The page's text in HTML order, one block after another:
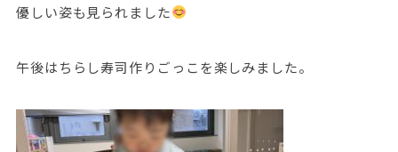
優しい姿も見られました
午後はちらし寿司作りごっこを楽しみました。